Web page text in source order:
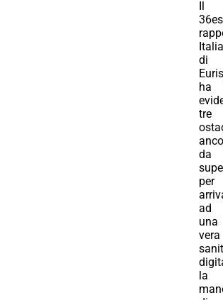
Italia
di
ha
tre
da
per
ad
una
vera
la